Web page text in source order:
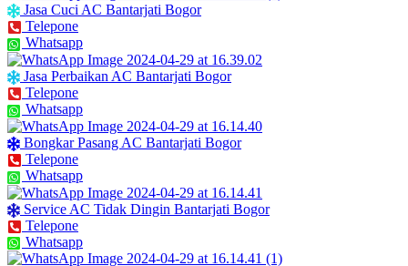
Jasa Cuci AC Bantarjati Bogor
Telepone
Whatsapp
Jasa Perbaikan AC Bantarjati Bogor
Telepone
Whatsapp
Bongkar Pasang AC Bantarjati Bogor
Telepone
Whatsapp
Service AC Tidak Dingin Bantarjati Bogor
Telepone
Whatsapp